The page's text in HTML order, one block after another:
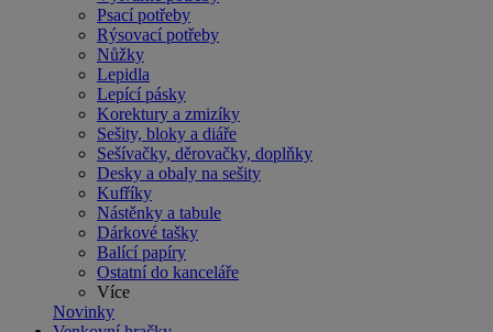
Psací potřeby
Rýsovací potřeby
Nůžky
Lepidla
Lepící pásky
Korektury a zmizíky
Sešity, bloky a diáře
Sešívačky, děrovačky, doplňky
Desky a obaly na sešity
Kufříky
Nástěnky a tabule
Dárkové tašky
Balící papíry
Ostatní do kanceláře
Více
Novinky